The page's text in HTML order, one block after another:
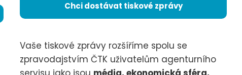
Chci dostávat tiskové zprávy
Vaše tiskové zprávy rozšíříme spolu se
zpravodajstvím ČTK uživatelům agenturního